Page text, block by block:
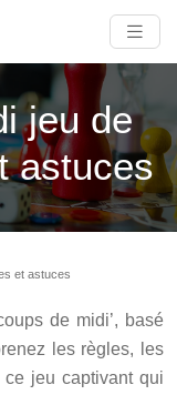
jeu de
astuces
et astuces
de midi’, basé
les règles, les
jeu captivant qui